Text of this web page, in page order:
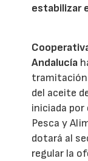
estabilizar
Andalucía
tramitación
del aceite
iniciada
Pesca y
dotará al
regular la